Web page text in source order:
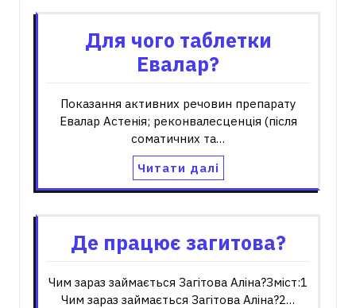
Для чого таблетки
Евалар?
Показання активних речовин препарату
Евалар Астенія; реконвалесценція (після
соматичних та…
Читати далі
Де працює загитова?
Чим зараз займається Загітова Аліна?Зміст:1
Чим зараз займається Загітова Аліна?2…